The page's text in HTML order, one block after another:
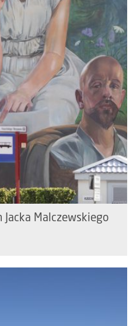
Jacka Malczewskiego